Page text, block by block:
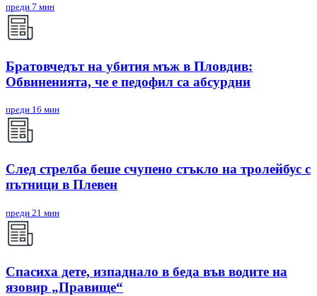
преди 7 мин
Братовчедът на убития мъж в Пловдив:
Обвиненията, че е педофил са абсурдни
преди 16 мин
След стрелба беше счупено стъкло на тролейбус с
пътници в Плевен
преди 21 мин
Спасиха дете, изпаднало в беда във водите на
язовир „Правище“